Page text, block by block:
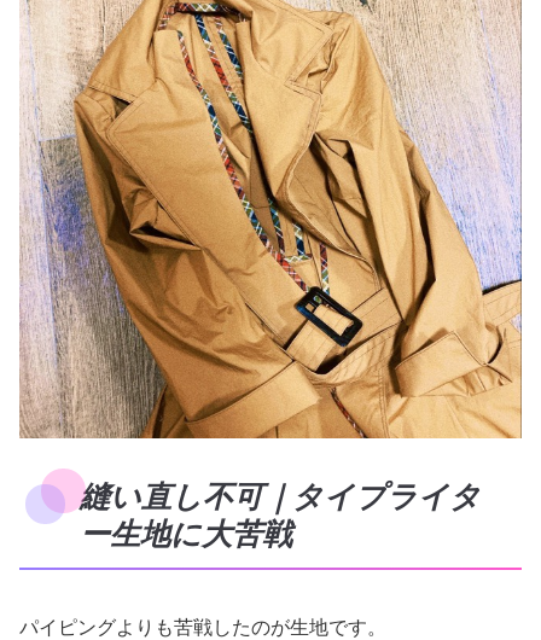
縫い直し不可｜タイプライタ
ー生地に大苦戦
パイピングよりも苦戦したのが生地です。